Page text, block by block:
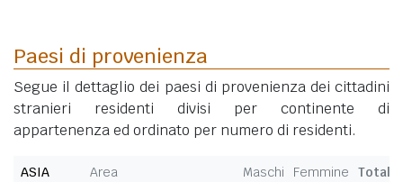
Paesi di provenienza
Segue il dettaglio dei paesi di provenienza dei cittadini
stranieri residenti divisi per continente di
appartenenza ed ordinato per numero di residenti.
ASIA Area Maschi Femmine
Totale